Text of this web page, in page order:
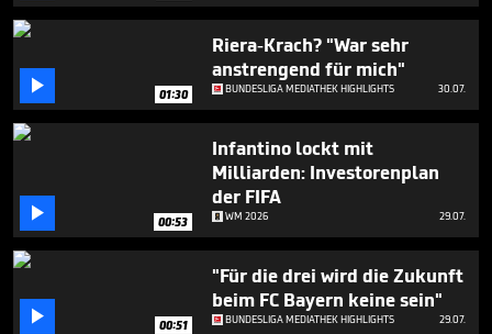
 01:30
Riera-Krach? "War sehr
anstrengend für mich"
BUNDESLIGA MEDIATHEK HIGHLIGHTS 30.07.
 00:53
Infantino lockt mit
Milliarden: Investorenplan
der FIFA
WM 2026 29.07.
 00:51
"Für die drei wird die Zukunft
beim FC Bayern keine sein"
BUNDESLIGA MEDIATHEK HIGHLIGHTS 29.07.